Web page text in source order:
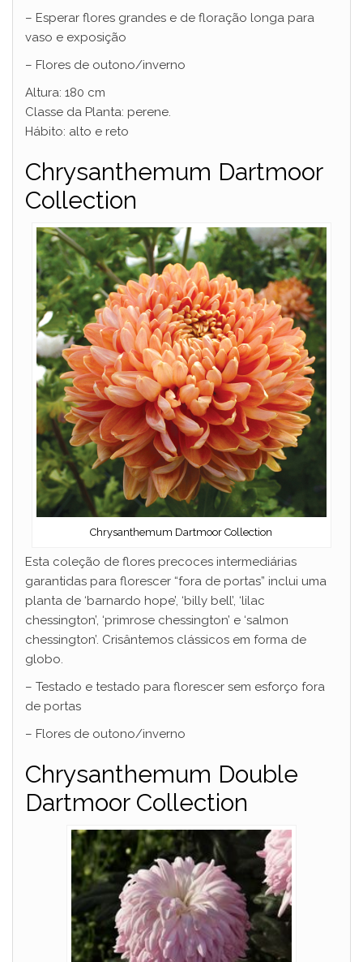
– Esperar flores grandes e de floração longa para
vaso e exposição
– Flores de outono/inverno
Altura: 180 cm
Classe da Planta: perene.
Hábito: alto e reto
Chrysanthemum Dartmoor
Collection
Chrysanthemum Dartmoor Collection
Esta coleção de flores precoces intermediárias
garantidas para florescer “fora de portas” inclui uma
planta de ‘barnardo hope’, ‘billy bell’, ‘lilac
chessington’, ‘primrose chessington’ e ‘salmon
chessington’. Crisântemos clássicos em forma de
globo.
– Testado e testado para florescer sem esforço fora
de portas
– Flores de outono/inverno
Chrysanthemum Double
Dartmoor Collection